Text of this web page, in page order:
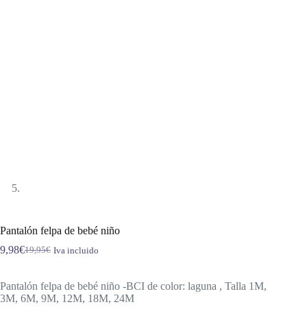
Pantalón felpa de bebé niño
19,95€
El
original
era:
19,95€.
9,98€El
actual
es:
9,98€.
Iva incluido
Pantalón felpa de bebé niño -BCI de color: laguna , Talla 1M,
3M, 6M, 9M, 12M, 18M, 24M